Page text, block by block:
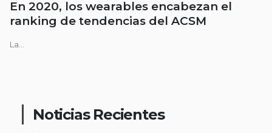
En 2020, los wearables encabezan el
ranking de tendencias del ACSM
La...
Noticias Recientes